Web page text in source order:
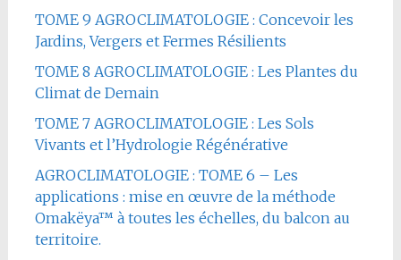
TOME 9 AGROCLIMATOLOGIE : Concevoir les
Jardins, Vergers et Fermes Résilients
TOME 8 AGROCLIMATOLOGIE : Les Plantes du
Climat de Demain
TOME 7 AGROCLIMATOLOGIE : Les Sols
Vivants et l’Hydrologie Régénérative
AGROCLIMATOLOGIE : TOME 6 – Les
applications : mise en œuvre de la méthode
Omakëya™ à toutes les échelles, du balcon au
territoire.